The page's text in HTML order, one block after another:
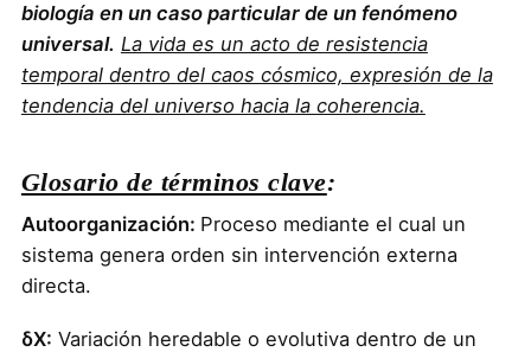
biología en un caso particular de un fenómeno
universal. La vida es un acto de resistencia
temporal dentro del caos cósmico, expresión de la
tendencia del universo hacia la coherencia.
Glosario de términos clave:
Autoorganización: Proceso mediante el cual un
sistema genera orden sin intervención externa
directa.
δX: Variación heredable o evolutiva dentro de un